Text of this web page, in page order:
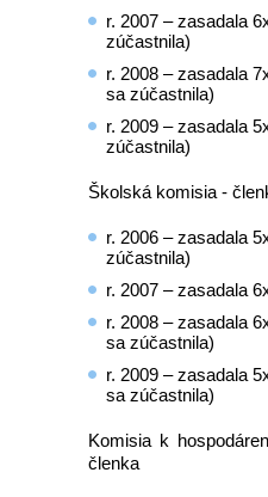
r. 2007 – zasadala
zúčastnila)
r. 2008 – zasadala
sa zúčastnila)
r. 2009 – zasadala
zúčastnila)
Školská komisia -
r. 2006 – zasadala
zúčastnila)
r. 2007 – zasadala
r. 2008 – zasadala
sa zúčastnila)
r. 2009 – zasadala
sa zúčastnila)
Komisia k
členka